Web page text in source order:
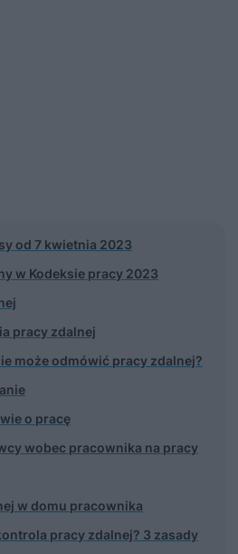
od 7 kwietnia 2023
w Kodeksie pracy 2023
pracy zdalnej
może odmówić pracy zdalnej?
o pracę
wobec pracownika na pracy
w domu pracownika
pracy zdalnej? 3 zasady